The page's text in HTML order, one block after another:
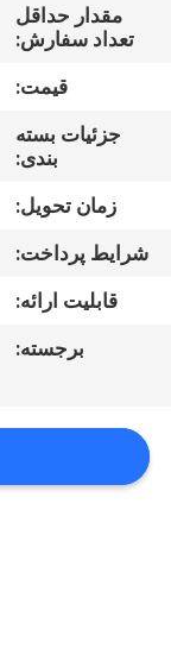
نمایش
کنترل
ما
تماس
مقدار حداقل
تعداد سفارش:
قیمت:
جزئیات بسته
بندی:
زمان تحویل:
شرایط پرداخت:
قابلیت ارائه:
برجسته: